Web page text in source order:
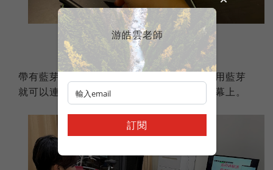
帶有藍芽功能的手寫板，不需要連一條線，用藍芽
就可以連上線，學生走到哪裡都可以寫在螢幕上。
游皓雲老師
訂閱